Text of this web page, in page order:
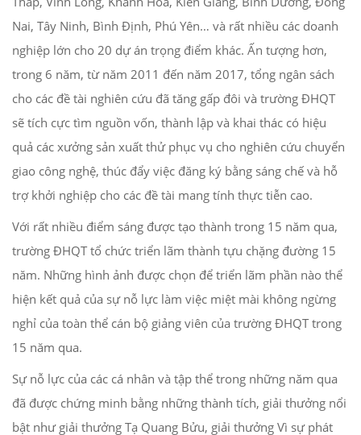
Nai, Tây Ninh, Bình Định, Phú Yên… và rất nhiều các doanh
nghiệp lớn cho 20 dự án trọng điểm khác. Ấn tượng hơn,
trong 6 năm, từ năm 2011 đến năm 2017, tổng ngân sách
cho các đề tài nghiên cứu đã tăng gấp đôi và trường ĐHQT
sẽ tích cực tìm nguồn vốn, thành lập và khai thác có hiệu
quả các xưởng sản xuất thử phục vụ cho nghiên cứu chuyển
giao công nghệ, thúc đẩy việc đăng ký bằng sáng chế và hỗ
trợ khởi nghiệp cho các đề tài mang tính thực tiễn cao.
Với rất nhiều điểm sáng được tạo thành trong 15 năm qua,
trường ĐHQT tổ chức triển lãm thành tựu chặng đường 15
năm. Những hình ảnh được chọn để triển lãm phần nào thể
hiện kết quả của sự nỗ lực làm việc miệt mài không ngừng
nghỉ của toàn thể cán bộ giảng viên của trường ĐHQT trong
15 năm qua.
Sự nỗ lực của các cá nhân và tập thể trong những năm qua
đã được chứng minh bằng những thành tích, giải thưởng nổi
bật như giải thưởng Tạ Quang Bửu, giải thưởng Vì sự phát